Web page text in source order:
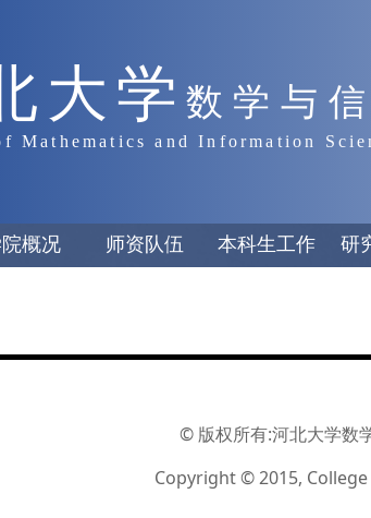
大学 数学与
Mathematics and Information
概况 师资队伍 本科生工作 研
© 版权所有:河北大学
Copyright © 2015,